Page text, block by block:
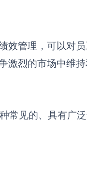
效管理，可以对
激烈的市场中维
常见的、具有广